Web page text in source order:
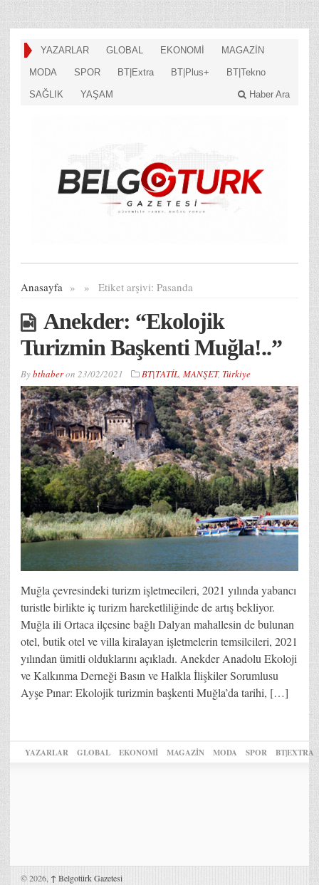
YAZARLAR GLOBAL EKONOMİ MAGAZİN
MODA SPOR BT|Extra BT|Plus+ BT|Tekno
SAĞLIK YAŞAM Haber Ara
Anasayfa » Etiket arşivi:
» Pasanda
Anekder: “Ekolojik
Turizmin Başkenti Muğla!..”
Bybthaberon 23/02/2021 BT|TATİL, MANŞET, Türkiye
Muğla çevresindeki turizm işletmecileri, 2021 yılında yabancı
turistle birlikte iç turizm hareketliliğinde de artış bekliyor.
Muğla ili Ortaca ilçesine bağlı Dalyan mahallesin de bulunan
otel, butik otel ve villa kiralayan işletmelerin temsilcileri, 2021
yılından ümitli olduklarını açıkladı. Anekder Anadolu Ekoloji
ve Kalkınma Derneği Basın ve Halkla İlişkiler Sorumlusu
Ayşe Pınar: Ekolojik turizmin başkenti Muğla’da tarihi, […]
YAZARLAR GLOBAL EKONOMİ MAGAZİN MODA SPOR BT|EXTRA
© 2026, ↑ Belgotürk Gazetesi